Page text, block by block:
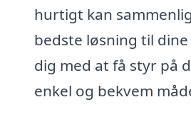
hurtigt kan
bedste løsning til
dig med at få styr på
enkel og bekvem